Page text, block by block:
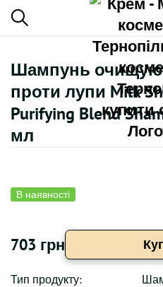
Шампунь
проти лупи Milk
Purifying Blend
мл
В наявності
703 грн
Тип продукту: